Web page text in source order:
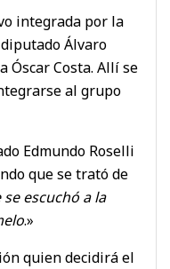
integrada por la
Álvaro
Óscar Costa. Allí se
al grupo
Edmundo Roselli
que se trató de
escuchó a la
.»
quien decidirá el